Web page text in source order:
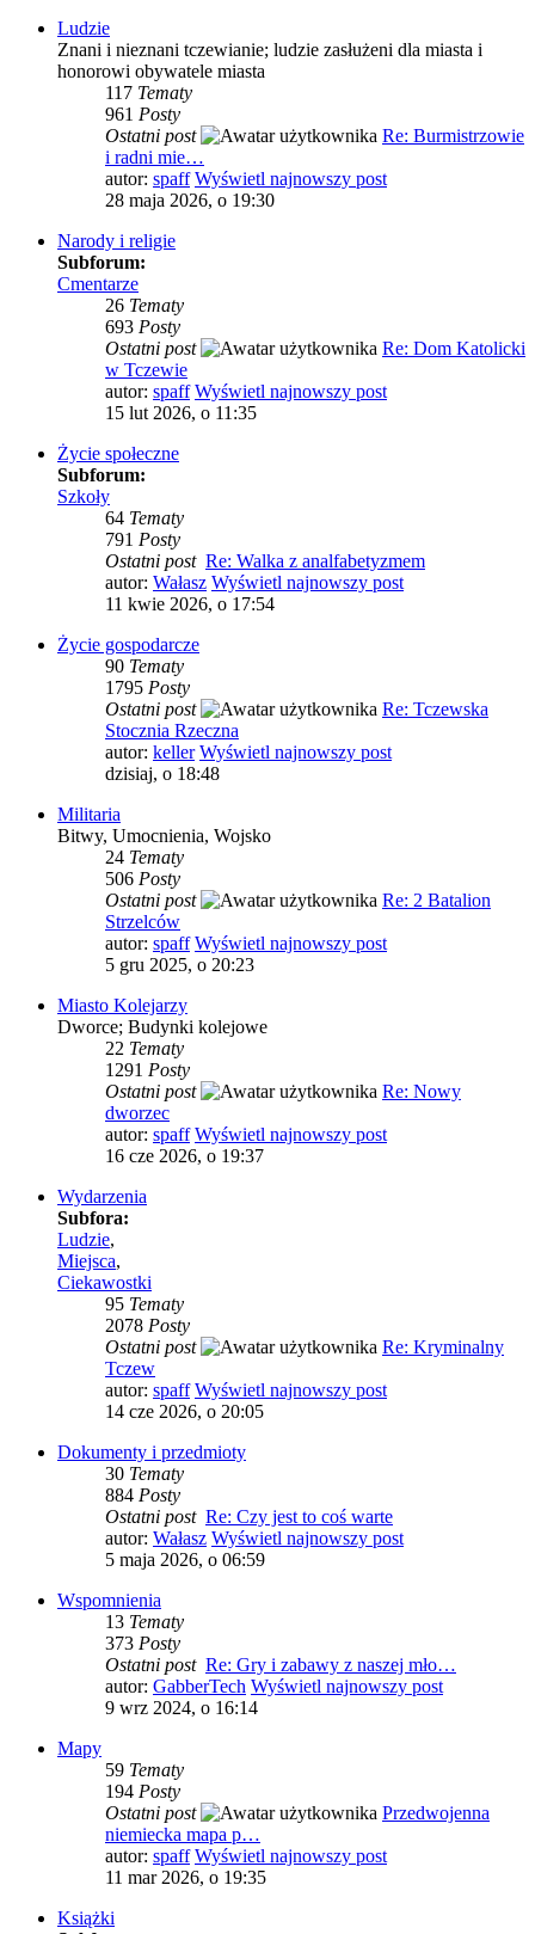
Ludzie
Znani i nieznani tczewianie; ludzie zasłużeni dla miasta i
honorowi obywatele miasta
117 Tematy
961 Posty
Ostatni post
Re: Burmistrzowie
i radni mie…
autor: spaff Wyświetl najnowszy post
28 maja 2026, o 19:30
Narody i religie
Subforum:
Cmentarze
26 Tematy
693 Posty
Ostatni post
Re: Dom Katolicki
w Tczewie
autor: spaff Wyświetl najnowszy post
15 lut 2026, o 11:35
Życie społeczne
Subforum:
Szkoły
64 Tematy
791 Posty
Ostatni post Re: Walka z analfabetyzmem
autor: Wałasz Wyświetl najnowszy post
11 kwie 2026, o 17:54
Życie gospodarcze
90 Tematy
1795 Posty
Ostatni post
Re: Tczewska
Stocznia Rzeczna
autor: keller Wyświetl najnowszy post
dzisiaj, o 18:48
Militaria
Bitwy, Umocnienia, Wojsko
24 Tematy
506 Posty
Ostatni post
Re: 2 Batalion
Strzelców
autor: spaff Wyświetl najnowszy post
5 gru 2025, o 20:23
Miasto Kolejarzy
Dworce; Budynki kolejowe
22 Tematy
1291 Posty
Ostatni post
Re: Nowy
dworzec
autor: spaff Wyświetl najnowszy post
16 cze 2026, o 19:37
Wydarzenia
Subfora:
Ludzie,
Miejsca,
Ciekawostki
95 Tematy
2078 Posty
Ostatni post
Re: Kryminalny
Tczew
autor: spaff Wyświetl najnowszy post
14 cze 2026, o 20:05
Dokumenty i przedmioty
30 Tematy
884 Posty
Ostatni post Re: Czy jest to coś warte
autor: Wałasz Wyświetl najnowszy post
5 maja 2026, o 06:59
Wspomnienia
13 Tematy
373 Posty
Ostatni post Re: Gry i zabawy z naszej mło…
autor: GabberTech Wyświetl najnowszy post
9 wrz 2024, o 16:14
Mapy
59 Tematy
194 Posty
Ostatni post
Przedwojenna
niemiecka mapa p…
autor: spaff Wyświetl najnowszy post
11 mar 2026, o 19:35
Książki